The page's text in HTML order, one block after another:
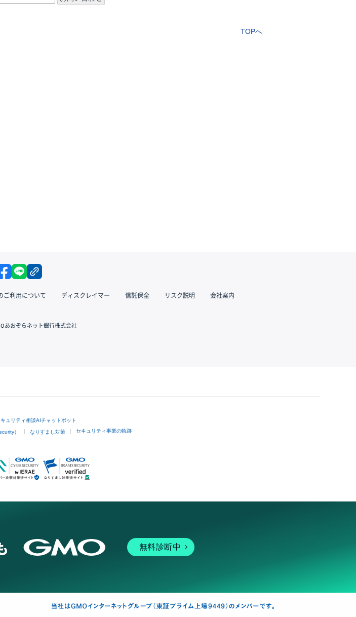
TOPへ
X facebook
ご利用について ディスクレイマー 信託保全 リスク説明 会社案内
あおぞらネット銀行株式会社
ュリティ相談AIチャットボット
） なりすまし対策 セキュリティ事業の軌跡
無料診断中